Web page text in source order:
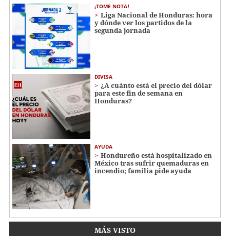
¡TOME NOTA!
Liga Nacional de Honduras: hora
y dónde ver los partidos de la
segunda jornada
DIVISA
¿A cuánto está el precio del dólar
para este fin de semana en
Honduras?
AYUDA
Hondureño está hospitalizado en
México tras sufrir quemaduras en
incendio; familia pide ayuda
MÁS VISTO